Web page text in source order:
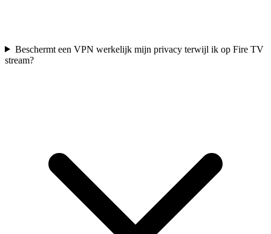
Beschermt een VPN werkelijk mijn privacy terwijl ik op Fire TV
stream?